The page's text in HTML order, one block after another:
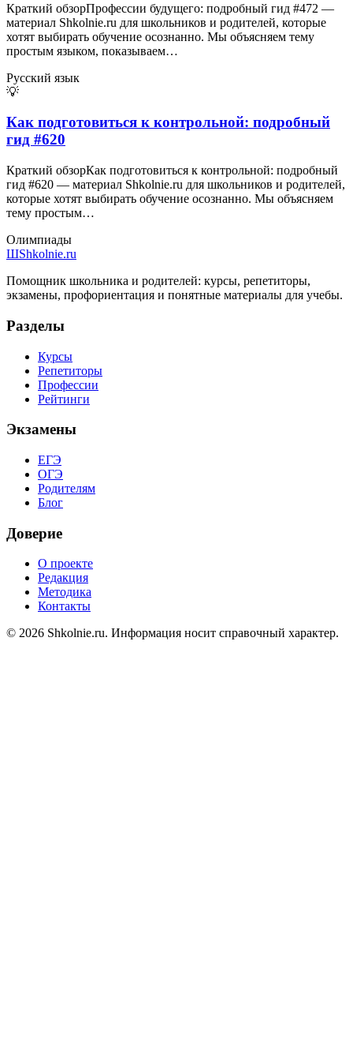
Краткий обзорПрофессии будущего: подробный гид #472 —
материал Shkolnie.ru для школьников и родителей, которые
хотят выбирать обучение осознанно. Мы объясняем тему
простым языком, показываем…
Русский язык
💡
Как подготовиться к контрольной: подробный
гид #620
Краткий обзорКак подготовиться к контрольной: подробный
гид #620 — материал Shkolnie.ru для школьников и родителей,
которые хотят выбирать обучение осознанно. Мы объясняем
тему простым…
Олимпиады
ШShkolnie.ru
Помощник школьника и родителей: курсы, репетиторы,
экзамены, профориентация и понятные материалы для учебы.
Разделы
Курсы
Репетиторы
Профессии
Рейтинги
Экзамены
ЕГЭ
ОГЭ
Родителям
Блог
Доверие
О проекте
Редакция
Методика
Контакты
© 2026 Shkolnie.ru. Информация носит справочный характер.